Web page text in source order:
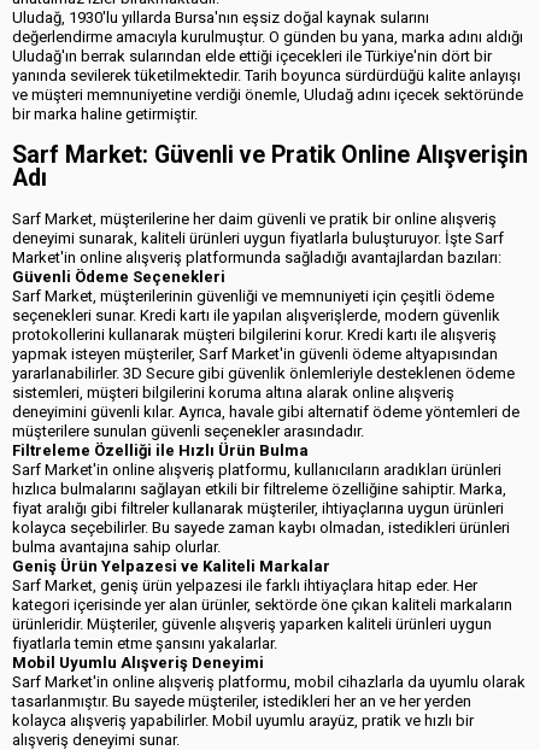
Uludağ, 1930'lu yıllarda Bursa'nın eşsiz doğal kaynak sularını
değerlendirme amacıyla kurulmuştur. O günden bu yana, marka adını aldığı
Uludağ'ın berrak sularından elde ettiği içecekleri ile Türkiye'nin dört bir
yanında sevilerek tüketilmektedir. Tarih boyunca sürdürdüğü kalite anlayışı
ve müşteri memnuniyetine verdiği önemle, Uludağ adını içecek sektöründe
bir marka haline getirmiştir.
Sarf Market: Güvenli ve Pratik Online Alışverişin
Adı
Sarf Market, müşterilerine her daim güvenli ve pratik bir online alışveriş
deneyimi sunarak, kaliteli ürünleri uygun fiyatlarla buluşturuyor. İşte Sarf
Market'in online alışveriş platformunda sağladığı avantajlardan bazıları:
Güvenli Ödeme Seçenekleri
Sarf Market, müşterilerinin güvenliği ve memnuniyeti için çeşitli ödeme
seçenekleri sunar. Kredi kartı ile yapılan alışverişlerde, modern güvenlik
protokollerini kullanarak müşteri bilgilerini korur. Kredi kartı ile alışveriş
yapmak isteyen müşteriler, Sarf Market'in güvenli ödeme altyapısından
yararlanabilirler. 3D Secure gibi güvenlik önlemleriyle desteklenen ödeme
sistemleri, müşteri bilgilerini koruma altına alarak online alışveriş
deneyimini güvenli kılar. Ayrıca, havale gibi alternatif ödeme yöntemleri de
müşterilere sunulan güvenli seçenekler arasındadır.
Filtreleme Özelliği ile Hızlı Ürün Bulma
Sarf Market'in online alışveriş platformu, kullanıcıların aradıkları ürünleri
hızlıca bulmalarını sağlayan etkili bir filtreleme özelliğine sahiptir. Marka,
fiyat aralığı gibi filtreler kullanarak müşteriler, ihtiyaçlarına uygun ürünleri
kolayca seçebilirler. Bu sayede zaman kaybı olmadan, istedikleri ürünleri
bulma avantajına sahip olurlar.
Geniş Ürün Yelpazesi ve Kaliteli Markalar
Sarf Market, geniş ürün yelpazesi ile farklı ihtiyaçlara hitap eder. Her
kategori içerisinde yer alan ürünler, sektörde öne çıkan kaliteli markaların
ürünleridir. Müşteriler, güvenle alışveriş yaparken kaliteli ürünleri uygun
fiyatlarla temin etme şansını yakalarlar.
Mobil Uyumlu Alışveriş Deneyimi
Sarf Market'in online alışveriş platformu, mobil cihazlarla da uyumlu olarak
tasarlanmıştır. Bu sayede müşteriler, istedikleri her an ve her yerden
kolayca alışveriş yapabilirler. Mobil uyumlu arayüz, pratik ve hızlı bir
alışveriş deneyimi sunar.